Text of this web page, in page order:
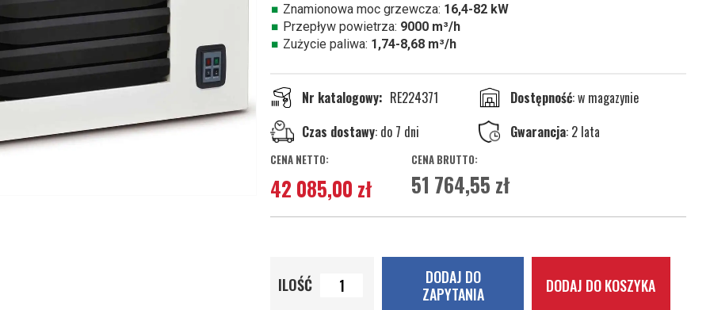
Znamionowa moc grzewcza: 16,4-82 kW
Przepływ powietrza: 9000 m³/h
Zużycie paliwa: 1,74-8,68 m³/h
Nr katalogowy RE224371
w magazynie
Czas dostawy: do 7 dni Gwarancja: 2 lata
51 764,55 zł
42 085,00 zł
ILOŚĆ DODAJ DO KOSZYKA
DODAJ DO
ZAPYTANIA